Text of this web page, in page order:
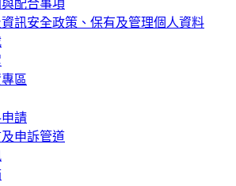
配合事項
訊安全政策、保有及管理個人資料
區
請
申訴管道